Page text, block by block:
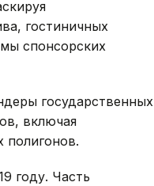
гостиничных
спонсорских
государственных
включая
полигонов.
году. Часть